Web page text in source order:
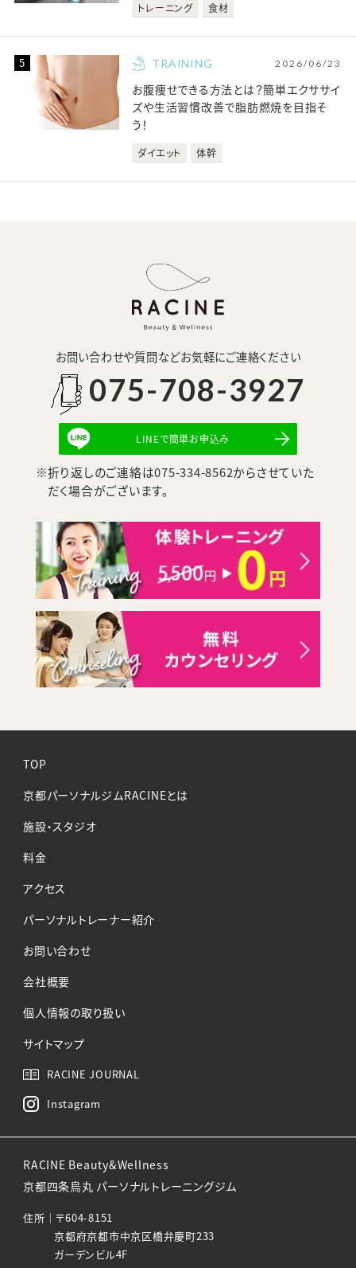
トレーニング 食材
TRAINING 2026/06/23
お腹痩せできる方法とは？簡単エクササイ
ズや生活習慣改善で脂肪燃焼を目指そ
う！
ダイエット 体幹
お問い合わせや質問などお気軽にご連絡ください
075-708-3927
LINEで簡単お申込み
折り返しのご連絡は075-334-8562からさせていた
だく場合がございます。
TOP
京都パーソナルジムRACINEとは
施設・スタジオ
料金
アクセス
パーソナルトレーナー紹介
お問い合わせ
会社概要
個人情報の取り扱い
サイトマップ
RACINE JOURNAL
Instagram
RACINE Beauty&Wellness
京都四条烏丸 パーソナルトレーニングジム
住所│〒604-8151
京都府京都市中京区橋弁慶町233
ガーデンビル4F